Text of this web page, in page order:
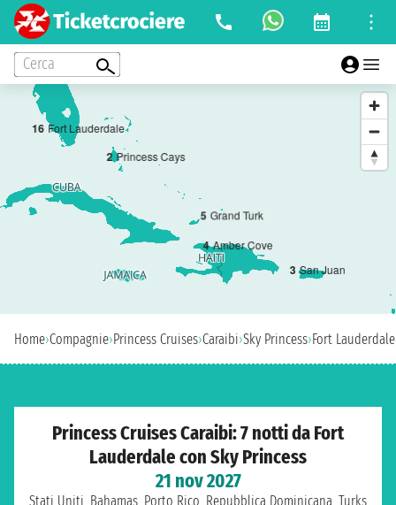
Cerca
16 Fort Lauderdale
2 Princess Cays
3 San Juan
4 Amber Cove
5 Grand Turk
Home›Compagnie›Princess Cruises›Caraibi›Sky Princess›Fort Lauderdale
Princess Cruises Caraibi: 7 notti da Fort
Lauderdale con Sky Princess
21 nov 2027
Stati Uniti, Bahamas, Porto Rico, Repubblica Dominicana, Turks